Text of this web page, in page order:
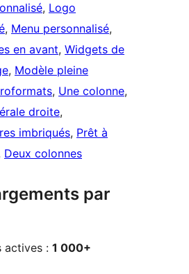
, Logo
, Menu personnalisé
en avant, Widgets de
, Modèle pleine
, Une colonne
droite
imbriqués, Prêt à
Deux colonnes
par
actives : 1 000+